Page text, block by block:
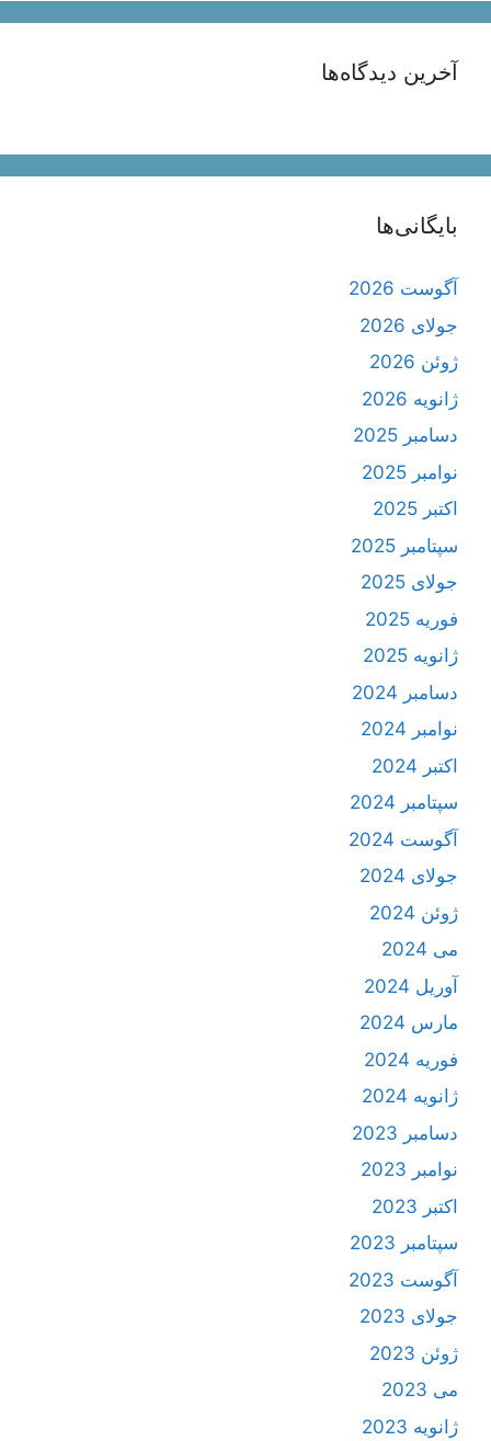
آخرین دیدگاه‌ها
بایگانی‌ها
آگوست 2026
جولای 2026
ژوئن 2026
ژانویه 2026
دسامبر 2025
نوامبر 2025
اکتبر 2025
سپتامبر 2025
جولای 2025
فوریه 2025
ژانویه 2025
دسامبر 2024
نوامبر 2024
اکتبر 2024
سپتامبر 2024
آگوست 2024
جولای 2024
ژوئن 2024
می 2024
آوریل 2024
مارس 2024
فوریه 2024
ژانویه 2024
دسامبر 2023
نوامبر 2023
اکتبر 2023
سپتامبر 2023
آگوست 2023
جولای 2023
ژوئن 2023
می 2023
ژانویه 2023